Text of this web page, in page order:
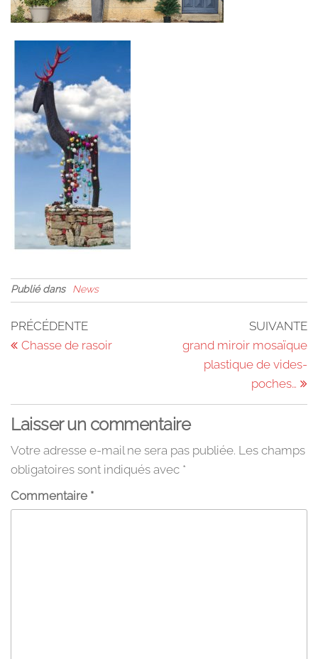
Publié dans News
Navigation
de
Article
précédent
PRÉCÉDENTE
Chasse de rasoir
SUIVANTE
grand miroir mosaïque
plastique de vides-
poches…
Laisser un commentaire
Votre adresse e-mail ne sera pas publiée. Les champs
obligatoires sont indiqués avec *
Commentaire *